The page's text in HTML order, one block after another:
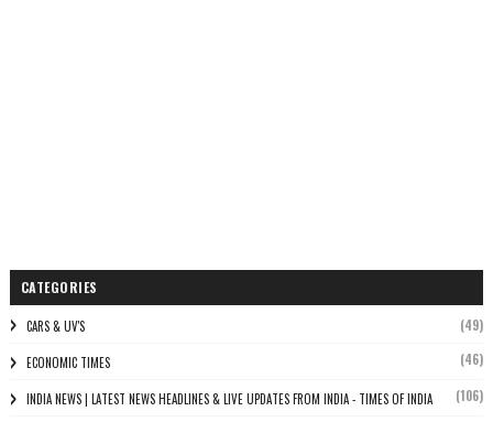
CATEGORIES
CARS & UV'S (49)
ECONOMIC TIMES (46)
INDIA NEWS | LATEST NEWS HEADLINES & LIVE UPDATES FROM INDIA - TIMES OF INDIA (106)